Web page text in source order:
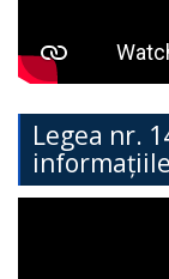
Secția
Legea nr.